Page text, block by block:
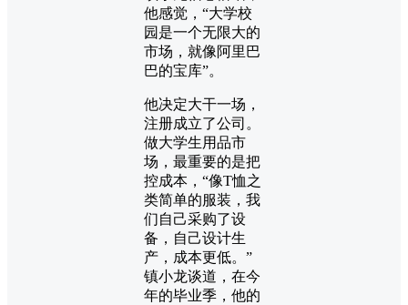
他感觉，“大学校
园是一个无限大的
市场，就像阿里巴
巴的宝库”。
他决定大干一场，
注册成立了公司。
做大学生用品市
场，最重要的是把
控成本，“像T恤之
类简单的服装，我
们自己采购了设
备，自己设计生
产，成本更低。”
镇小龙谈道，在今
年的毕业季，他的